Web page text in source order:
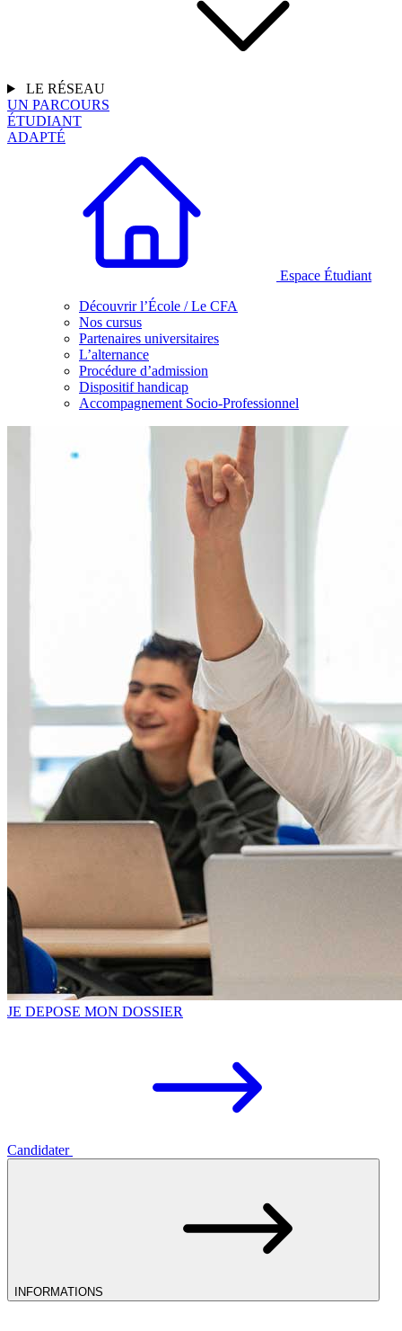
LE RÉSEAU
UN PARCOURS
ÉTUDIANT
ADAPTÉ
Espace Étudiant
Découvrir l’École / Le CFA
Nos cursus
Partenaires universitaires
L’alternance
Procédure d’admission
Dispositif handicap
Accompagnement Socio-Professionnel
JE DEPOSE MON DOSSIER
Candidater
INFORMATIONS